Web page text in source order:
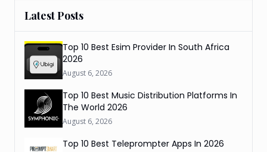
Latest Posts
Top 10 Best Esim Provider In South Africa
2026
August 6, 2026
Top 10 Best Music Distribution Platforms In
The World 2026
August 6, 2026
Top 10 Best Teleprompter Apps In 2026